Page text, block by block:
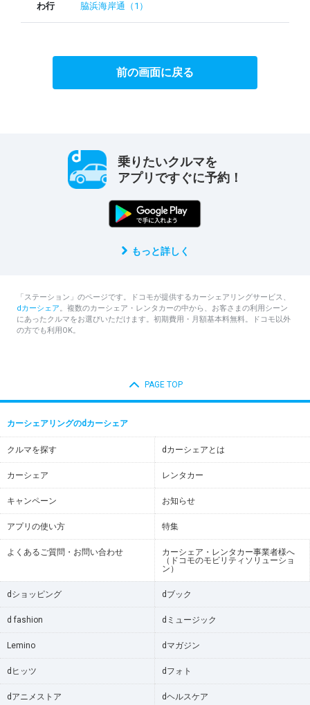
わ行 脇浜海岸通（1）
前の画面に戻る
乗りたいクルマを
アプリですぐに予約！
もっと詳しく
「ステーション」のページです。ドコモが提供するカーシェアリングサービス、
dカーシェア。複数のカーシェア・レンタカーの中から、お客さまの利用シーン
にあったクルマをお選びいただけます。初期費用・月額基本料無料。ドコモ以外
の方でも利用OK。
PAGE TOP
カーシェアリングのdカーシェア
クルマを探す dカーシェアとは
カーシェア レンタカー
キャンペーン お知らせ
アプリの使い方 特集
よくあるご質問・お問い合わせ
カーシェア・レンタカー事業者様へ
（ドコモのモビリティソリューショ
ン）
dショッピング dブック
d fashion dミュージック
Lemino dマガジン
dヒッツ dフォト
dアニメストア dヘルスケア